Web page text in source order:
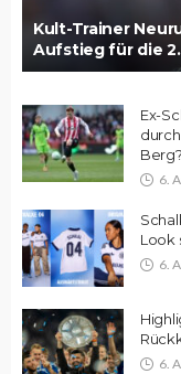
Kult-Trainer
Aufstieg für die
Ex-
Berg?
6.
Look
6.
6.